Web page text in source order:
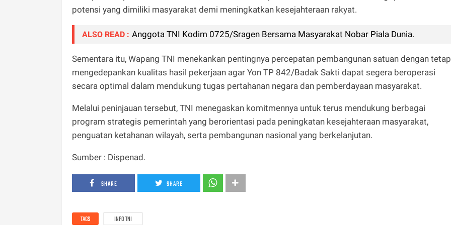
potensi yang dimiliki masyarakat demi meningkatkan kesejahteraan rakyat.
ALSO READ : Anggota TNI Kodim 0725/Sragen Bersama Masyarakat Nobar Piala Dunia.
Sementara itu, Wapang TNI menekankan pentingnya percepatan pembangunan satuan dengan tetap
mengedepankan kualitas hasil pekerjaan agar Yon TP 842/Badak Sakti dapat segera beroperasi
secara optimal dalam mendukung tugas pertahanan negara dan pemberdayaan masyarakat.
Melalui peninjauan tersebut, TNI menegaskan komitmennya untuk terus mendukung berbagai
program strategis pemerintah yang berorientasi pada peningkatan kesejahteraan masyarakat,
penguatan ketahanan wilayah, serta pembangunan nasional yang berkelanjutan.
Sumber : Dispenad.
SHARE SHARE
TAGS INFO TNI